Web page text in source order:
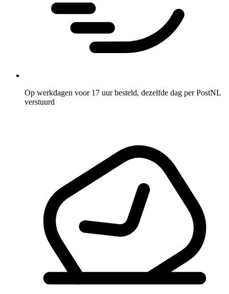
Op werkdagen voor 17 uur besteld, dezelfde dag per PostNL
verstuurd